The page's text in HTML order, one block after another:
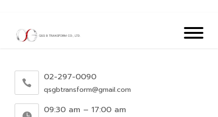
02-297-0090
qsgbtransform@gmail.com
09:30 am – 17:00 am